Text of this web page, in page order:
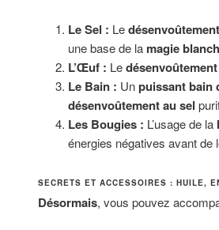
Le Sel : Le
une base de la magie
L’Œuf : Le
Le Bain : Unpuissant bain
désenvoûtement au sel
Les Bougies : L’usage de la
énergies négatives avant de
SECRETS ET ACCESSOIRES : HUILE,
Désormais, vous pouvez